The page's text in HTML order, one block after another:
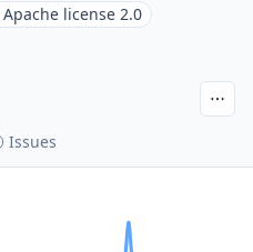
Apache license 2.0
Issues